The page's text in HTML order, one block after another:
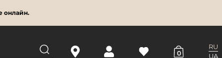
онлайн.
0
RU
UA